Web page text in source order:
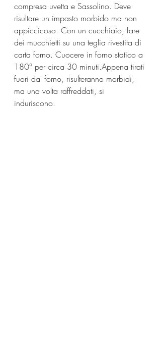
compresa uvetta e Sassolino. Deve
risultare un impasto morbido ma non
appiccicoso. Con un cucchiaio, fare
dei mucchietti su una teglia rivestita di
carta forno. Cuocere in forno statico a
180° per circa 30 minuti.Appena tirati
fuori dal forno, risulteranno morbidi,
ma una volta raffreddati, si
induriscono.